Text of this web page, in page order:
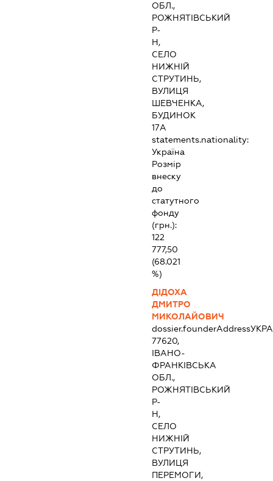
ОБЛ.,
РОЖНЯТІВСЬКИЙ
Р-
Н,
СЕЛО
НИЖНІЙ
СТРУТИНЬ,
ВУЛИЦЯ
ШЕВЧЕНКА,
БУДИНОК
17А
statements.nationality:
Україна
Розмір
внеску
до
статутного
фонду
(грн.):
122
777,50
(68.021
%)
ДІДОХА
ДМИТРО
МИКОЛАЙОВИЧ
dossier.founderAddress
77620,
ІВАНО-
ФРАНКІВСЬКА
ОБЛ.,
РОЖНЯТІВСЬКИЙ
Р-
Н,
СЕЛО
НИЖНІЙ
СТРУТИНЬ,
ВУЛИЦЯ
ПЕРЕМОГИ,